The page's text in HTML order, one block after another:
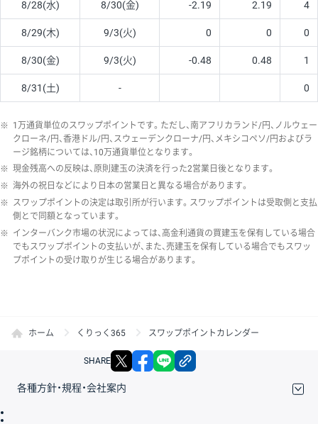
8/28(水) 8/30(金) -2.19 2.19 4
8/29(木) 9/3(火) 0 0 0
8/30(金) 9/3(火) -0.48 0.48 1
8/31(土) - 0
※ 1万通貨単位のスワップポイントです。ただし、南アフリカランド/円、ノルウェー
クローネ/円、香港ドル/円、スウェーデンクローナ/円、メキシコペソ/円およびラ
ージ銘柄については、10万通貨単位となります。
※ 現金残高への反映は、原則建玉の決済を行った2営業日後となります。
※ 海外の祝日などにより日本の営業日と異なる場合があります。
※ スワップポイントの決定は取引所が行います。スワップポイントは受取側と支払
側とで同額となっています。
※ インターバンク市場の状況によっては、高金利通貨の買建玉を保有している場合
でもスワップポイントの支払いが、また、売建玉を保有している場合でもスワッ
プポイントの受け取りが生じる場合があります。
ホーム くりっく365 スワップポイントカレンダー
SHARE X facebook
各種方針・規程・会社案内